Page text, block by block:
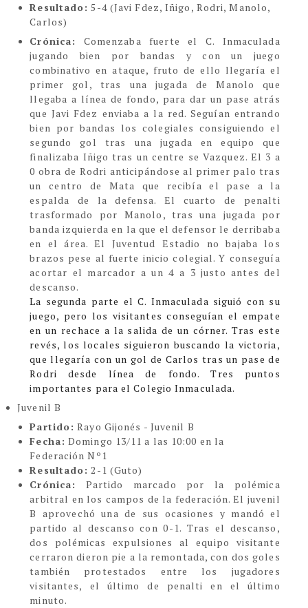
Resultado: 5-4 (Javi Fdez, Iñigo, Rodri, Manolo,
Carlos)
Crónica:
Comenzaba fuerte el C. Inmaculada
jugando bien por bandas y con un juego
combinativo en ataque, fruto de ello llegaría el
primer gol, tras una jugada de Manolo que
llegaba a línea de fondo, para dar un pase atrás
que Javi Fdez enviaba a la red. Seguían entrando
bien por bandas los colegiales consiguiendo el
segundo gol tras una jugada en equipo que
finalizaba Iñigo tras un centre se Vazquez. El 3 a
0 obra de Rodri anticipándose al primer palo tras
un centro de Mata que recibía el pase a la
espalda de la defensa. El cuarto de penalti
trasformado por Manolo, tras una jugada por
banda izquierda en la que el defensor le derribaba
en el área. El Juventud Estadio no bajaba los
brazos pese al fuerte inicio colegial. Y conseguía
acortar el marcador a un 4 a 3 justo antes del
descanso.
La segunda parte el C. Inmaculada siguió con su
juego, pero los visitantes conseguían el empate
en un rechace a la salida de un córner. Tras este
revés, los locales siguieron buscando la victoria,
que llegaría con un gol de Carlos tras un pase de
Rodri desde línea de fondo. Tres puntos
importantes para el Colegio Inmaculada.
Juvenil B
Partido: Rayo Gijonés - Juvenil B
Fecha: Domingo 13/11 a las 10:00 en la
Federación Nº1
Resultado: 2-1 (Guto)
Crónica:
Partido marcado por la polémica
arbitral en los campos de la federación. El juvenil
B aprovechó una de sus ocasiones y mandó el
partido al descanso con 0-1. Tras el descanso,
dos polémicas expulsiones al equipo visitante
cerraron dieron pie a la remontada, con dos goles
también protestados entre los jugadores
visitantes, el último de penalti en el último
minuto.